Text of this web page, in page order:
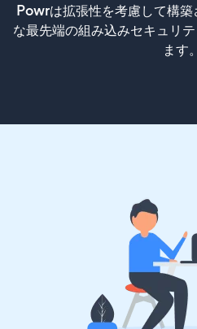
Powrは拡張性を考慮して構
な最先端の組み込みセキュリ
ます。